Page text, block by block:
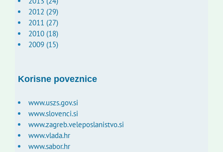
2012 (29)
2011 (27)
2010 (18)
2009 (15)
Korisne poveznice
www.uszs.gov.si
www.slovenci.si
www.zagreb.veleposlanistvo.si
www.vlada.hr
www.sabor.hr